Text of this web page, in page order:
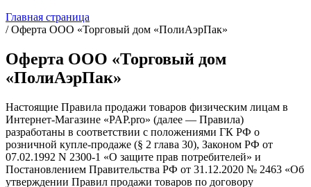
Главная страница
/ Оферта ООО «Торговый дом «ПолиАэрПак»
Оферта ООО «Торговый дом
«ПолиАэрПак»
Настоящие Правила продажи товаров физическим лицам в
Интернет-Магазине «PAP.pro» (далее — Правила)
разработаны в соответствии с положениями ГК РФ о
розничной купле-продаже (§ 2 глава 30), Законом РФ от
07.02.1992 N 2300-1 «О защите прав потребителей» и
Постановлением Правительства РФ от 31.12.2020 № 2463 «Об
утверждении Правил продажи товаров по договору